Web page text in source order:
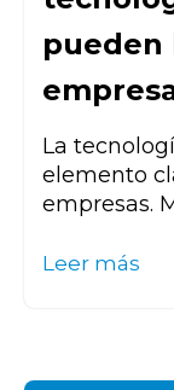
pueden
La
elemento
empresas.
Leer más